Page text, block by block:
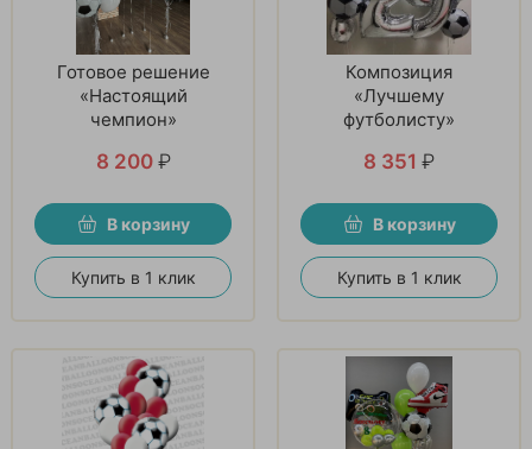
Готовое решение
«Настоящий
чемпион»
8 200 ₽
В корзину
Купить в 1 клик
Композиция
«Лучшему
футболисту»
8 351 ₽
В корзину
Купить в 1 клик